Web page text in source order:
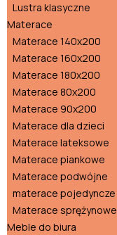
Lustra klasyczne
Materace
Materace 140x200
Materace 160x200
Materace 180x200
Materace 80x200
Materace 90x200
Materace dla dzieci
Materace lateksowe
Materace piankowe
Materace podwójne
materace pojedyncze
Materace sprężynowe
Meble do biura